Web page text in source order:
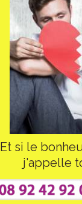
Et si le
j'appelle